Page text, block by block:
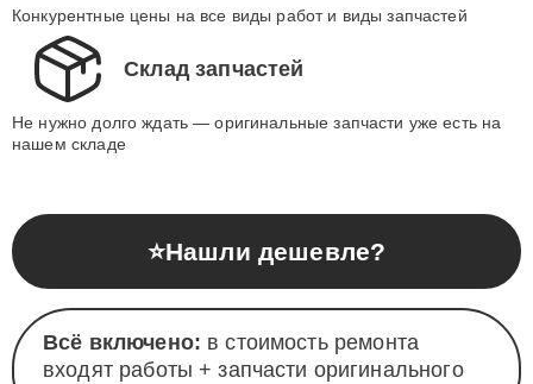
Конкурентные цены на все виды работ и виды запчастей
Склад запчастей
Не нужно долго ждать — оригинальные запчасти уже есть на
нашем складе
⭐Нашли дешевле?
Всё включено: в стоимость ремонта
входят работы + запчасти оригинального